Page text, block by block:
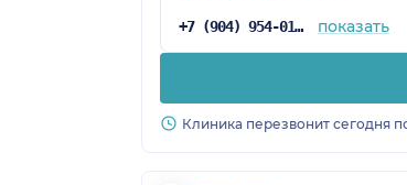
+7 (904) 954-01-82 показать
Клиника перезвонит сегодня